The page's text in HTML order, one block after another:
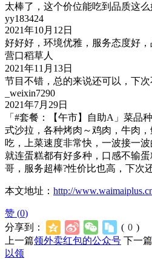
太棒了，这个价位能吃到品质这
yy183424
2021年10月12日
好好好，环境优雅，服务态度好，
营口稻草人
2021年11月13日
节目不错，总的来说还可以，下
_weixin7290
2021年7月29日
「#套餐：【午市】自助A」菜品
式沙拉，各种烤肉～鸡肉，牛肉
吃，上菜速度非常快，一波接一
就连蛋糕都有好多种，口感不输
哥，服务超棒?性价比也高，下次
本文地址： http://
赞 (0)
分享到：
( 0 )
上一篇领外卖红包的公众号 下一篇
以领